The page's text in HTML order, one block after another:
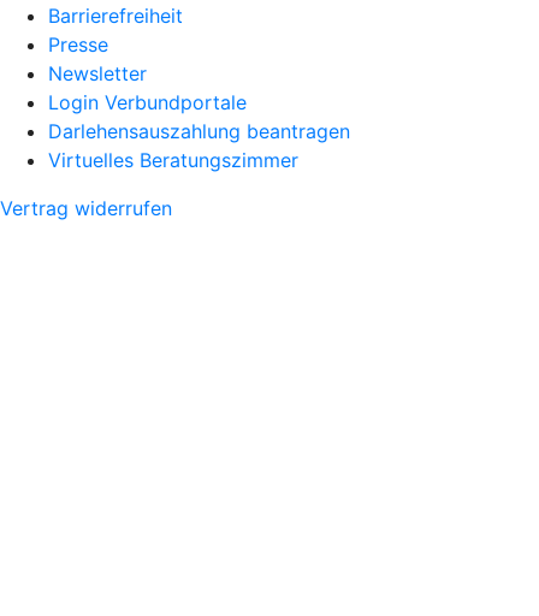
Barrierefreiheit
Presse
Newsletter
Login Verbundportale
Darlehensauszahlung beantragen
Virtuelles Beratungszimmer
Vertrag widerrufen